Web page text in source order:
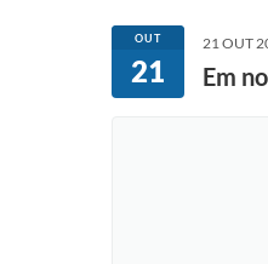
OUT
21
21 OUT
Em